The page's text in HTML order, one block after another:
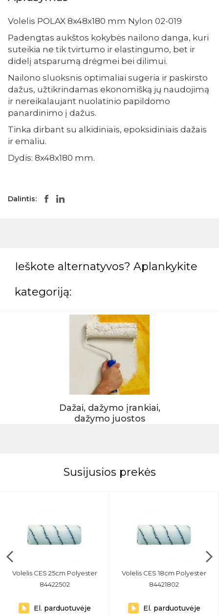
Volelis POLAX 8x48x180 mm Nylon 02-019
Padengtas aukštos kokybės nailono danga, kuri
suteikia ne tik tvirtumo ir elastingumo, bet ir
didelį atsparumą drėgmei bei dilimui.
Nailono sluoksnis optimaliai sugeria ir paskirsto
dažus, užtikrindamas ekonomišką jų naudojimą
ir nereikalaujant nuolatinio papildomo
panardinimo į dažus.
Tinka dirbant su alkidiniais, epoksidiniais dažais
ir emaliu.
Dydis: 8x48x180 mm.
Dalintis:
Ieškote alternatyvos? Aplankykite
kategoriją:
Dažai, dažymo įrankiai,
dažymo juostos
Susijusios prekės
Volelis CES 25cm Polyester
84422502
El. parduotuvėje
Volelis CES 18cm Polyester
84421802
El. parduotuvėje